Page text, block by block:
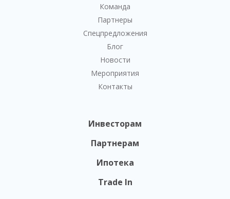
Команда
Партнеры
Спецпредложения
Блог
Новости
Мероприятия
Контакты
Инвесторам
Партнерам
Ипотека
Trade In